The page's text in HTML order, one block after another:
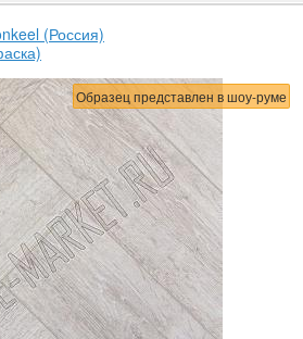
(Россия)
Образец представлен в шоу-руме